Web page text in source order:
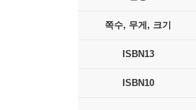
쪽수, 무게, 크기
ISBN13
ISBN10